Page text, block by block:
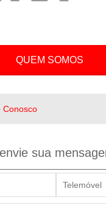
QUEM SOMOS
Conosco
sua